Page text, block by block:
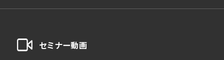
セミナー動画